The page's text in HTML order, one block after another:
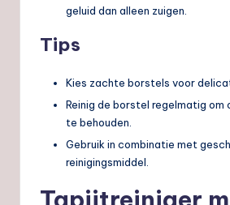
geluid dan alleen zuigen.
Tips
Kies zachte borstels voor
Reinig de borstel regelmatig om
te behouden.
Gebruik in combinatie met
reinigingsmiddel.